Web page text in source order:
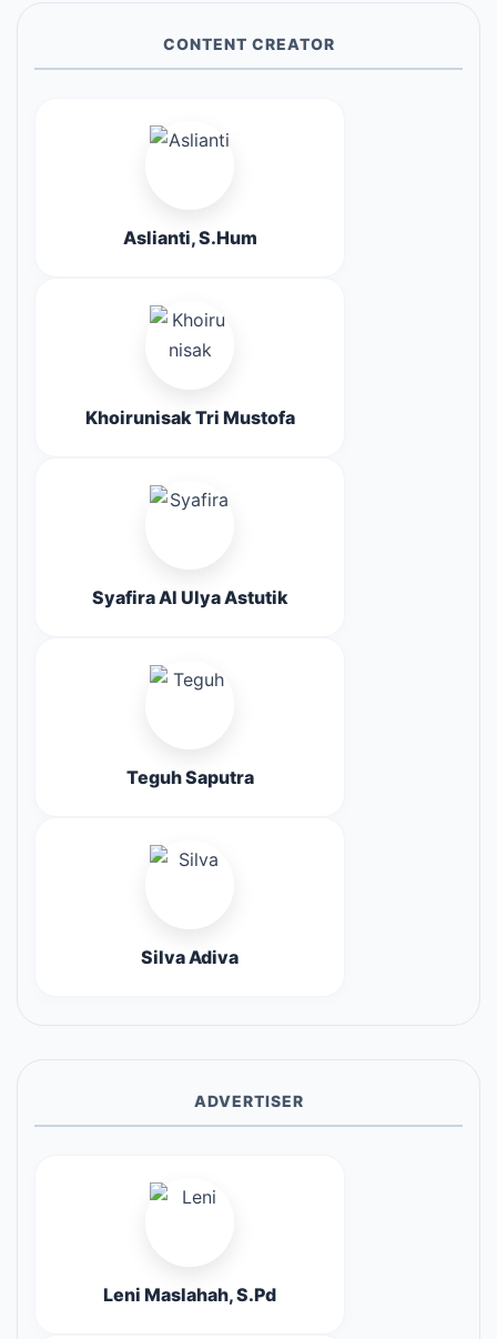
CONTENT CREATOR
Aslianti, S.Hum
Khoirunisak Tri Mustofa
Syafira Al Ulya Astutik
Teguh Saputra
Silva Adiva
ADVERTISER
Leni Maslahah, S.Pd